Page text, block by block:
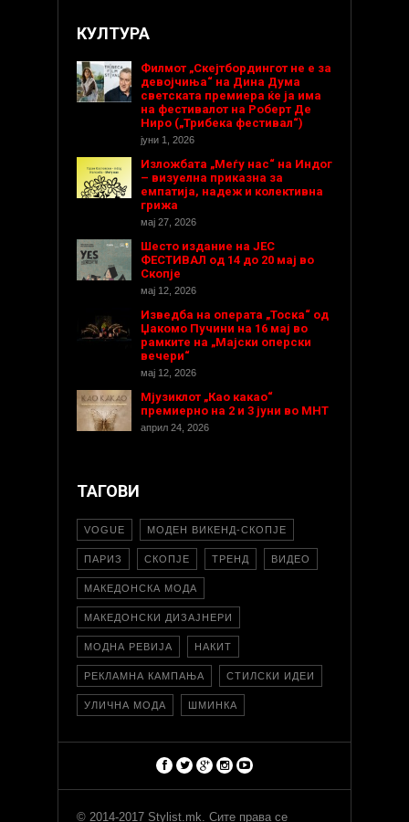
КУЛТУРА
Филмот „Скејтбордингот не е за
девојчиња“ на Дина Дума
светската премиера ќе ја има
на фестивалот на Роберт Де
Ниро („Трибека фестивал“)
јуни 1, 2026
Изложбата „Меѓу нас“ на Индог
– визуелна приказна за
емпатија, надеж и колективна
грижа
мај 27, 2026
Шесто издание на ЈЕС
ФЕСТИВАЛ од 14 до 20 мај во
Скопје
мај 12, 2026
Изведба на операта „Тоска“ од
Џакомо Пучини на 16 мај во
рамките на „Мајски оперски
вечери“
мај 12, 2026
Мјузиклот „Као какао“
премиерно на 2 и 3 јуни во МНТ
април 24, 2026
ТАГОВИ
VOGUE МОДЕН ВИКЕНД-СКОПЈЕ
ПАРИЗ СКОПЈЕ ТРЕНД ВИДЕО
МАКЕДОНСКА МОДА
МАКЕДОНСКИ ДИЗАЈНЕРИ
МОДНА РЕВИЈА НАКИТ
РЕКЛАМНА КАМПАЊА СТИЛСКИ ИДЕИ
УЛИЧНА МОДА ШМИНКА
© 2014-2017 Stylist.mk. Сите права се